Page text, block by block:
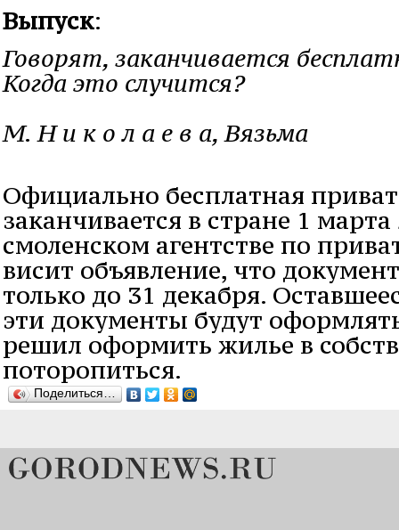
Выпуск:
Говорят, заканчивается
Когда это случится?
М. Н и к о л а е в а, Вязьма
Официально бесплатная
заканчивается в стране 1
смоленском агентстве по
висит объявление, что
только до 31 декабря.
эти документы будут
решил оформить жилье в
поторопиться.
Поделиться…